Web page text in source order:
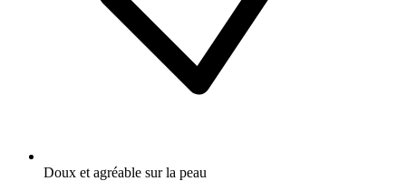
Doux et agréable sur la peau